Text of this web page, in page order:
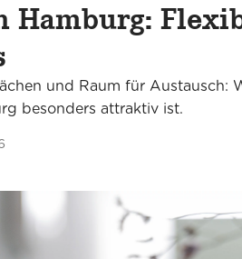
Hamburg:
und Raum für Austausch:
besonders attraktiv ist.